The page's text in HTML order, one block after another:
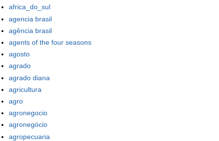
africa_do_sul
agencia brasil
agência brasil
agents of the four seasons
agosto
agrado
agrado diana
agricultura
agro
agronegocio
agronegócio
agropecuaria